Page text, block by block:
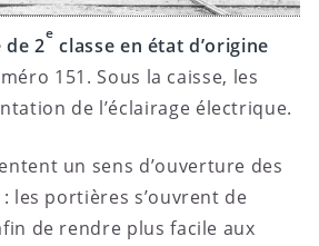
de 2
e
classe en état d’origine
151. Sous la caisse, les
de l’éclairage électrique.
un sens d’ouverture des
les portières s’ouvrent de
de rendre plus facile aux